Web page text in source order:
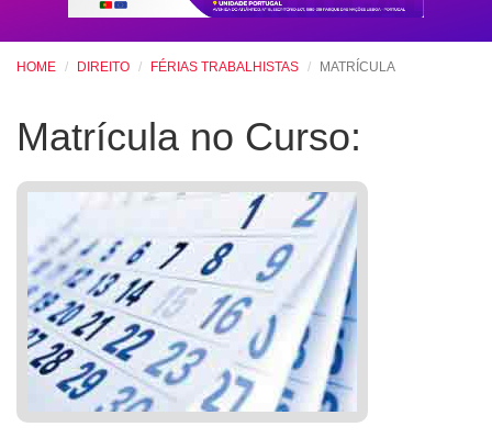
HOME DIREITO FÉRIAS TRABALHISTAS MATRÍCULA
Matrícula no Curso: